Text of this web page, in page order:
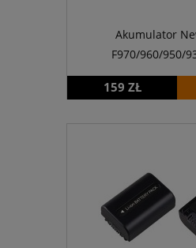
Akumulator
F970/960/950/
159 ZŁ